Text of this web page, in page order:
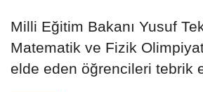
Milli Eğitim Bakanı Yusuf
Matematik ve Fizik
elde eden öğrencileri tebrik